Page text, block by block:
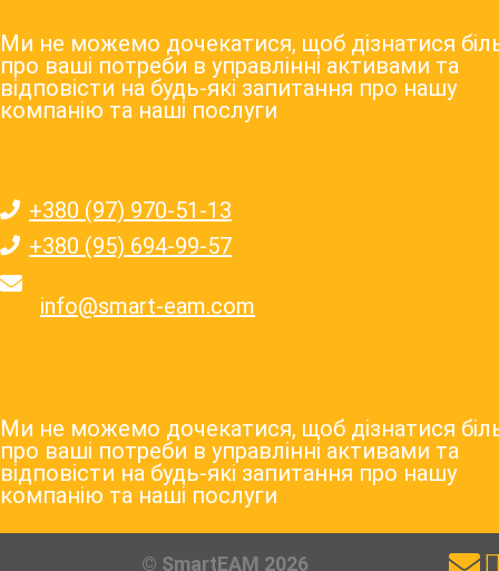
Ми не можемо дочекатися, щоб дізнатися
про ваші потреби в управлінні активами та
відповісти на будь-які запитання про нашу
компанію та наші послуги
+380 (97) 970-51-13
+380 (95) 694-99-57
info@smart-eam.com
Ми не можемо дочекатися, щоб дізнатися
про ваші потреби в управлінні активами та
відповісти на будь-які запитання про нашу
компанію та наші послуги
© SmartEAM 2026